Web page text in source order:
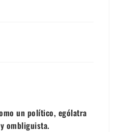
un político, ególatra
y ombliguista.